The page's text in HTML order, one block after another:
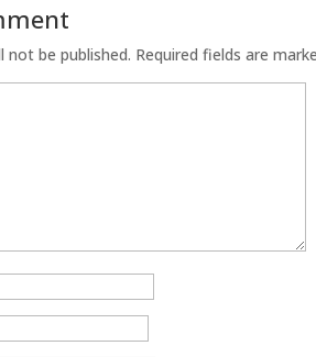
not be published. Required fields are